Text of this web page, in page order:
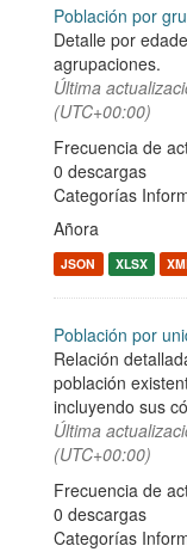
Población por
Detalle por
agrupaciones.
Última
(UTC+00:00)
Frecuencia de
0 descargas
Categorías
Añora
JSON XLSX
Población por
Relación
población
incluyendo sus
Última
(UTC+00:00)
Frecuencia de
0 descargas
Categorías